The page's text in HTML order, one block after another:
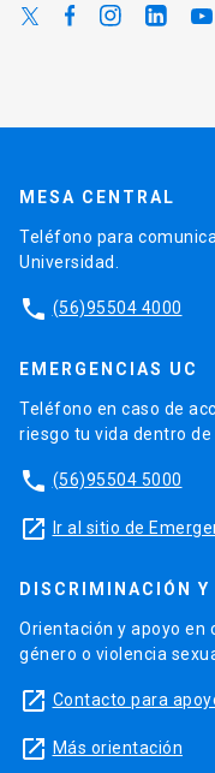
MESA CENTRAL
Teléfono para
Universidad.
phone (56)95504 4000
EMERGENCIAS UC
Teléfono en caso de
riesgo tu vida dentro
phone (56)95504 5000
launch Ir al sitio de
DISCRIMINACIÓN
Orientación y apoyo en
género o violencia
launch Contacto para
launch Más orientación